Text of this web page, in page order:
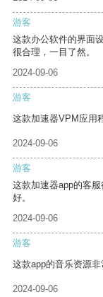
游客
这款办公软件的界面
很合理，一目了然。
2024-09-06
游客
这款加速器VPM应用
2024-09-06
游客
这款加速器app的客
好。
2024-09-06
游客
这款app的音乐资源非
2024-09-06